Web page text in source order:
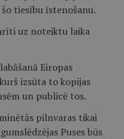
tiesību īstenošanu.
uz noteiktu laika
Eiropas
izsūta to kopijas
un publicē tos.
pilnvaras tikai
Puses būs